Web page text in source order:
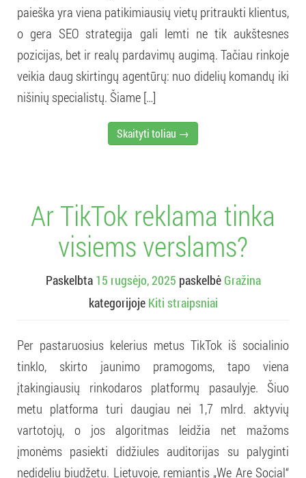
paieška yra viena patikimiausių vietų pritraukti klientus,
o gera SEO strategija gali lemti ne tik aukštesnes
pozicijas, bet ir realų pardavimų augimą. Tačiau rinkoje
veikia daug skirtingų agentūrų: nuo didelių komandų iki
nišinių specialistų. Šiame […]
Skaityti toliau →
Ar TikTok reklama tinka
visiems verslams?
Paskelbta 15 rugsėjo, 2025 paskelbė Gražina
kategorijoje Kiti straipsniai
Per pastaruosius kelerius metus TikTok iš socialinio
tinklo, skirto jaunimo pramogoms, tapo viena
įtakingiausių rinkodaros platformų pasaulyje. Šiuo
metu platforma turi daugiau nei 1,7 mlrd. aktyvių
vartotojų, o jos algoritmas leidžia net mažoms
įmonėms pasiekti didžiules auditorijas su palyginti
nedideliu biudžetu. Lietuvoje, remiantis „We Are Social“